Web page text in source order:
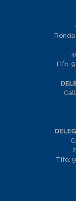
Ronda
Tlfo:
Tlfo: